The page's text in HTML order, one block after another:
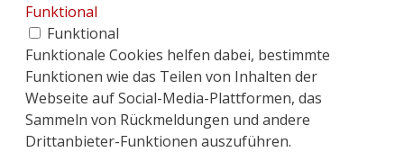
Funktional
Funktional
Funktionale Cookies helfen dabei, bestimmte
Funktionen wie das Teilen von Inhalten der
Webseite auf Social-Media-Plattformen, das
Sammeln von Rückmeldungen und andere
Drittanbieter-Funktionen auszuführen.